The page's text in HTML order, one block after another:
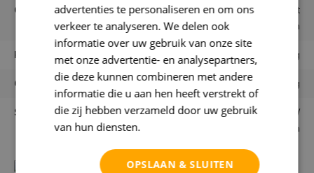
Gebruiken
Los in vaas of combineren met
andere bloemen
Houdbaarheid Eeuwig
Garantie niet goed = geld terug
Samenstelling bloemen
Zijden bloemen /
kunstbloemen
advertenties te personaliseren en om ons
verkeer te analyseren. We delen ook
informatie over uw gebruik van onze site
met onze advertentie- en analysepartners,
die deze kunnen combineren met andere
informatie die u aan hen heeft verstrekt of
die zij hebben verzameld door uw gebruik
van hun diensten.
OPSLAAN & SLUITEN